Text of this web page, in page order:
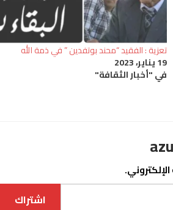
تعزية : الفقيد “محند بوتفدين ” في ذمة الله
19 يناير، 2023
في "أخبار الثقافة"
اشتراك